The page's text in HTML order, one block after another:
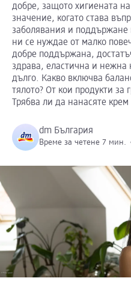
добре, защото хигиената
значение, когато става
заболявания и поддържане
ни се нуждае от малко
добре поддържана,
здрава, еластична и
дълго. Какво включва
тялото? От кои продукти
Трябва ли да нанасяте
dm България
Време за четене 7 мин.